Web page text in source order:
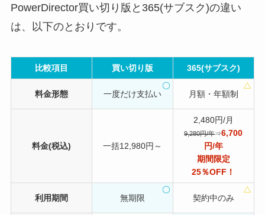
PowerDirector買い切り版と365(サブスク)の違い
は、以下のとおりです。
比較項目 買い切り版 365(サブスク)
料金形態 一度だけ支払い 月額・年額制
料金(税込) 一括12,980円～
2,480円/月
9,280円/年⇒6,700
円/年
期間限定
25％OFF！
利用期間 無期限 契約中のみ